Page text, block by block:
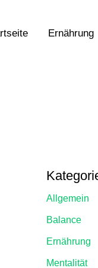
Ernährung
Allgemein
Balance
Ernährung
Mentalität